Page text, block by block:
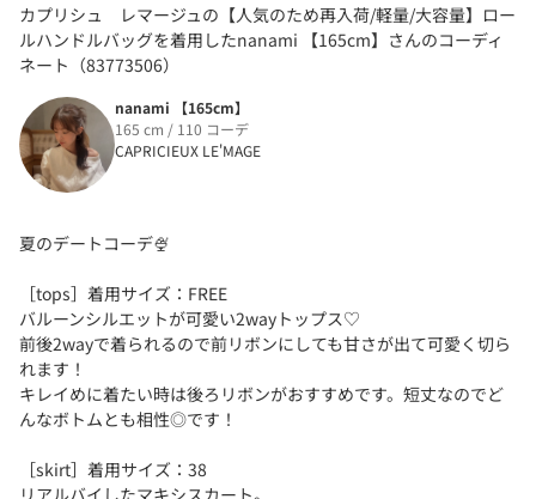
カプリシュ レマージュの【人気のため再入荷/軽量/大容量】ロー
ルハンドルバッグを着用したnanami 【165cm】さんのコーディ
ネート（83773506）
nanami 【165cm】
165 cm / 110 コーデ
CAPRICIEUX LE'MAGE
夏のデートコーデ🍨
［tops］着用サイズ：FREE
バルーンシルエットが可愛い2wayトップス♡
前後2wayで着られるので前リボンにしても甘さが出て可愛く切ら
れます！
キレイめに着たい時は後ろリボンがおすすめです。短丈なのでど
んなボトムとも相性◎です！
［skirt］着用サイズ：38
リアルバイしたマキシスカート。